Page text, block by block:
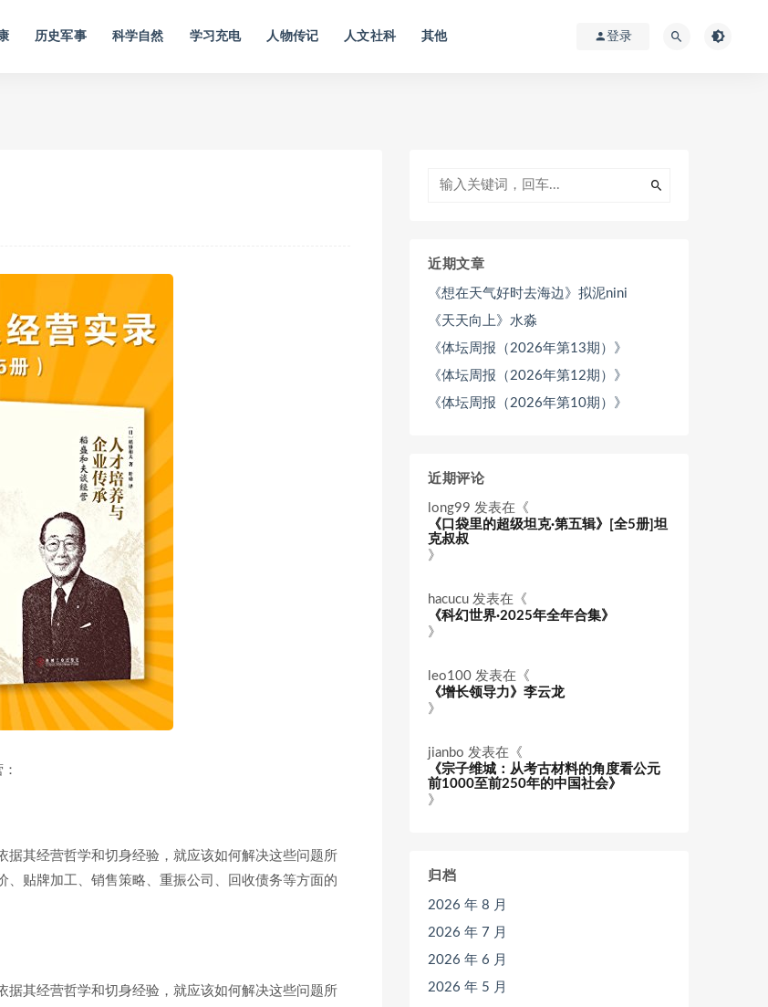
历史军事 科学自然 学习充电 人物传记 人文社科 其他 登录
其经营哲学和切身经验，就应该如何解决这些问题所
贴牌加工、销售策略、重振公司、回收债务等方面的
其经营哲学和切身经验，就应该如何解决这些问题所
近期文章
《想在天气好时去海边》拟泥nini
《天天向上》水淼
《体坛周报（2026年第13期）》
《体坛周报（2026年第12期）》
《体坛周报（2026年第10期）》
近期评论
long99 发表在《
《口袋里的超级坦克·第五辑》[全5册]坦
克叔叔
》
hacucu 发表在《
《科幻世界·2025年全年合集》
》
leo100 发表在《
《增长领导力》李云龙
》
jianbo 发表在《
《宗子维城：从考古材料的角度看公元
前1000至前250年的中国社会》
》
归档
2026 年 8 月
2026 年 7 月
2026 年 6 月
2026 年 5 月